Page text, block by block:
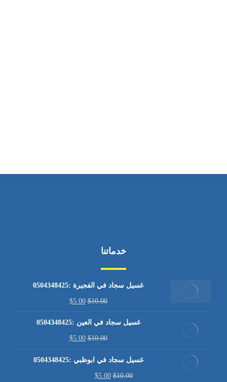
خدماتنا
غسيل سجاد في الفجيرة :0504348425
$10.00
$5.00
غسيل سجاد في العين :0504348425
$10.00
$5.00
غسيل سجاد في ابوظبي :0504348425
$10.00
$5.00